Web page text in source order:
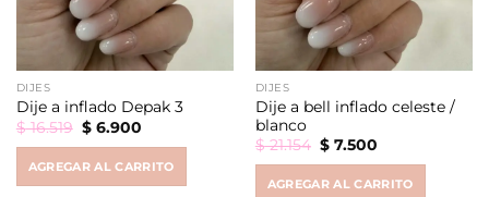
DIJES
Dije a inflado Depak 3
$16.519 Original
price
$ 16.519.
$6.900Current
$ 6.900.
AGREGAR AL CARRITO
DIJES
Dije a bell inflado celeste /
blanco
$21.154 Original
price
$ 21.154.
$7.500Current
$ 7.500.
AGREGAR AL CARRITO